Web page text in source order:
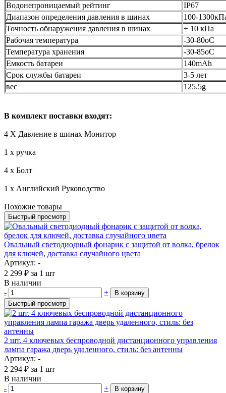
Водонепроницаемый рейтинг
IP67
Диапазон определения давления в шинах
100-
Точность обнаружения давления в шинах
± 10 кПа
Рабочая температура
-30-80oC
Температура хранения
-30-85oC
Емкость батареи
140mAh
Срок службы батареи
3-5 лет
вес
125.5g
В комплект поставки входят:
4 X Давление в шинах Монитор
1 х ручка
4 х Болт
1 х Английский Руководство
Похожие товары
Быстрый просмотр
Овальный светодиодный фонарик с защитой от волка, брелок
для ключей, доставка случайного цвета
Артикул: -
2 299 ₽ за 1 шт
В наличии
-
+
В корзину
Быстрый просмотр
2 шт. 4 ключевых беспроводной дистанционного управления
лампа гаража дверь удаленного, стиль: без антенны
Артикул: -
2 294 ₽ за 1 шт
В наличии
-
+
В корзину